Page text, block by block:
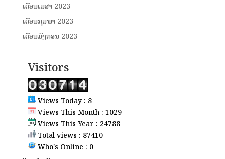
ເດືອນເມສາ 2023
ເດືອນກຸມພາ 2023
ເດືອນມັງກອນ 2023
Visitors
Views Today : 8
Views This Month : 1029
Views This Year : 24788
Total views : 87410
Who's Online : 0